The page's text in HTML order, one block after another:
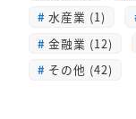
水産業 (1)
金融業 (12)
その他 (42)